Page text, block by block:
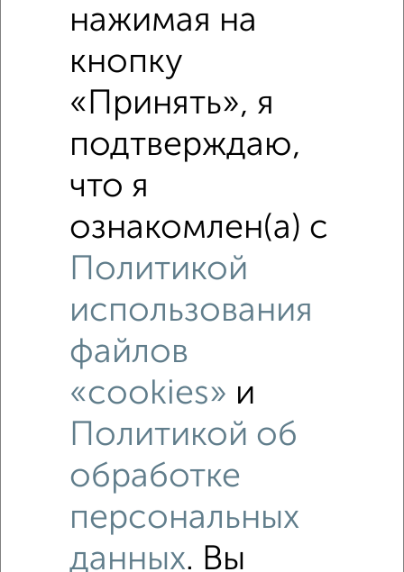
Это предложение
Средняя цена по городу
Похожие предложения рядом
1‑комнатные квартиры недалеко от Михалицына 8А
нажимая на
кнопку
«Принять», я
подтверждаю,
что я
ознакомлен(а) с
Политикой
использования
файлов
«cookies» и
Политикой об
обработке
персональных
данных. Вы